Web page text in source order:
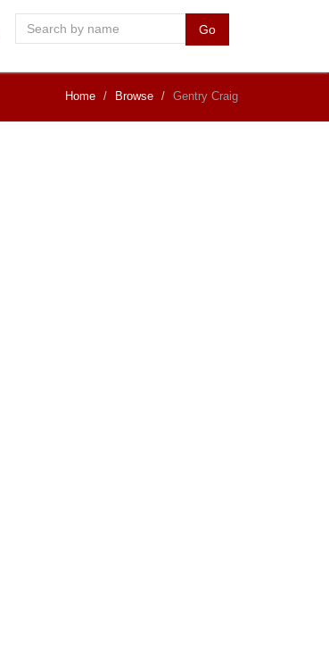
Go
Home Browse Gentry Craig